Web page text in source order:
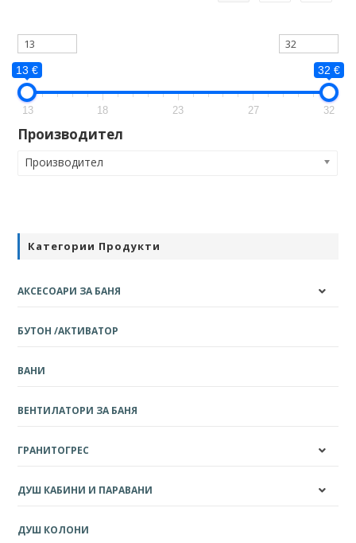
13 € 32 €
13 18 23 27 32
Производител
Производител
Категории Продукти
АКСЕСОАРИ ЗА БАНЯ
БУТОН /АКТИВАТОР
ВАНИ
ВЕНТИЛАТОРИ ЗА БАНЯ
ГРАНИТОГРЕС
ДУШ КАБИНИ И ПАРАВАНИ
ДУШ КОЛОНИ